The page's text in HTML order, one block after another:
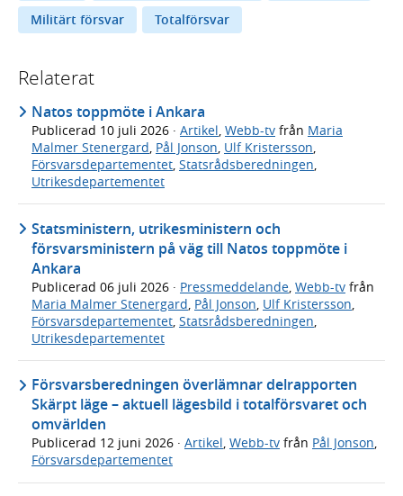
Militärt försvar
Totalförsvar
Relaterat
Natos toppmöte i Ankara
Publicerad 10 juli 2026 · Artikel, Webb-tv från Maria
Malmer Stenergard, Pål Jonson, Ulf Kristersson,
Försvarsdepartementet, Statsrådsberedningen,
Utrikesdepartementet
Statsministern, utrikesministern och
försvarsministern på väg till Natos toppmöte i
Ankara
Publicerad 06 juli 2026 · Pressmeddelande Webb-tv från
Maria Malmer Stenergard Pål Jonson Ulf Kristersson
Försvarsdepartementet Statsrådsberedningen
Utrikesdepartementet
Försvarsberedningen överlämnar delrapporten
Skärpt läge – aktuell lägesbild i totalförsvaret och
omvärlden
Publicerad 12 juni 2026 · Artikel, Webb-tv från Pål Jonson,
Försvarsdepartementet